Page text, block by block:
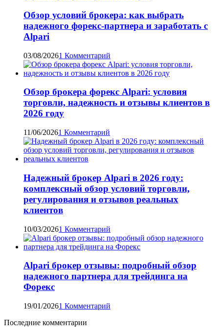
Обзор условий брокера: как выбрать
надежного форекс-партнера и заработать с
Alpari
03/08/20261 Комментарий
Обзор брокера форекс Alpari: условия
торговли, надежность и отзывы клиентов в
2026 году
11/06/20261 Комментарий
Надежный брокер Alpari в 2026 году:
комплексный обзор условий торговли,
регулирования и отзывов реальных
клиентов
10/03/20261 Комментарий
Alpari брокер отзывы: подробный обзор
надежного партнера для трейдинга на
Форекс
19/01/20261 Комментарий
Последние комментарии